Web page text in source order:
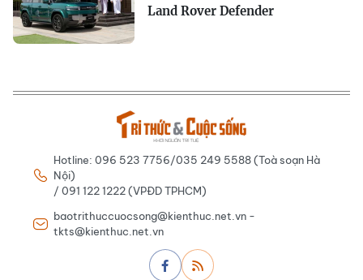
Land Rover Defender
Hotline: 096 523 7756/035 249 5588 (Toà soạn Hà
Nội)
/ 091 122 1222 (VPĐD TPHCM)
baotrithuccuocsong@kienthuc.net.vn -
tkts@kienthuc.net.vn